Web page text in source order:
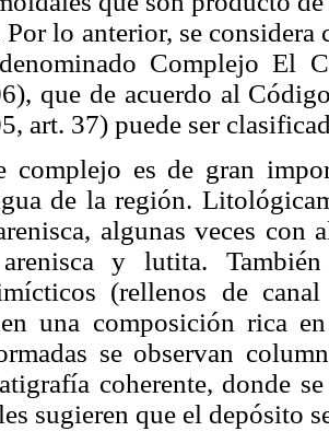
Por lo anterior, se
Complejo El
que de acuerdo al
art. 37) puede ser
complejo es de gran
de la región.
algunas veces
y lutita. También
(rellenos de
una composición rica
se observan
coherente, donde
sugieren que el depósito